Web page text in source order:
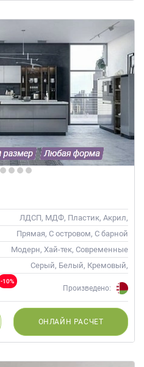
ЛДСП, МДФ, Пластик, Акрил,
Alvic / УФ лак
Прямая, С островом, С барной
стойкой
Модерн, Хай-тек, Современные
Серый, Белый, Кремовый,
Белый верх темный низ
-10%
Произведено:
ОНЛАЙН РАСЧЕТ